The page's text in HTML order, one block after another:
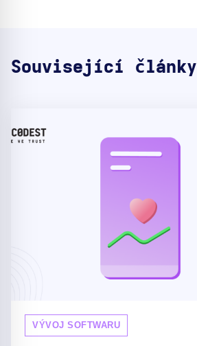
Související články
VÝVOJ SOFTWARU